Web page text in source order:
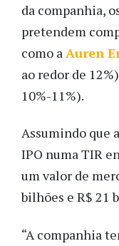
da companhia,
pretendem
como aAuren
ao redor de
10%-11%).
Assumindo que
IPO numa TIR
um valor de
bilhões e R$ 21
“A companhia